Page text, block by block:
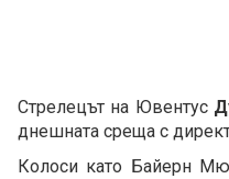
Стрелецът на Ювентус
днешната среща с
Колоси като Байерн